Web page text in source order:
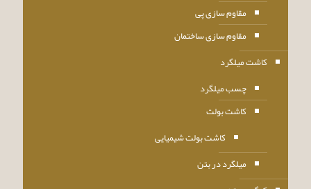
مقاوم سازی پی
مقاوم سازی ساختمان
کاشت میلگرد
چسب میلگرد
کاشت بولت
کاشت بولت شیمیایی
میلگرد در بتن